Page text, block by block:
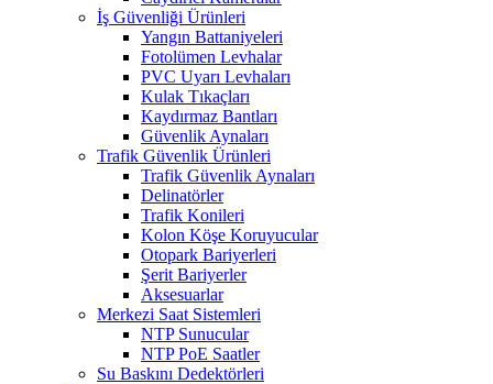
İş Güvenliği Ürünleri
Yangın Battaniyeleri
Fotolümen Levhalar
PVC Uyarı Levhaları
Kulak Tıkaçları
Kaydırmaz Bantları
Güvenlik Aynaları
Trafik Güvenlik Ürünleri
Trafik Güvenlik Aynaları
Delinatörler
Trafik Konileri
Kolon Köşe Koruyucular
Otopark Bariyerleri
Şerit Bariyerler
Aksesuarlar
Merkezi Saat Sistemleri
NTP Sunucular
NTP PoE Saatler
Su Baskını Dedektörleri